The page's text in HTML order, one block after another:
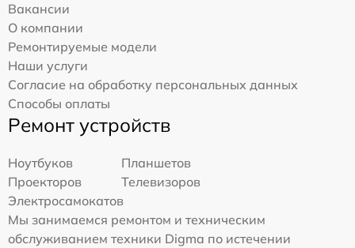
Вакансии
О компании
Ремонтируемые модели
Наши услуги
Согласие на обработку персональных данных
Способы оплаты
Ремонт устройств
Ноутбуков
Планшетов
Проекторов
Телевизоров
Электросамокатов
Мы занимаемся ремонтом и техническим
обслуживанием техники Digma по истечении